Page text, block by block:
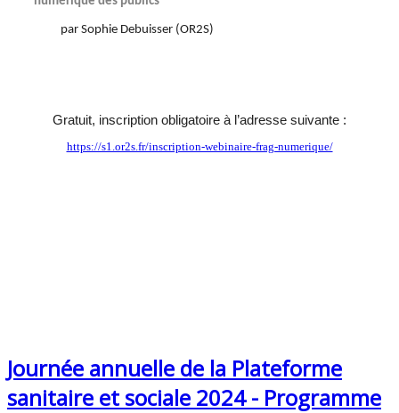
par Sophie Debuisser (OR2S)
Gratuit, inscription obligatoire à l’adresse suivante :
https://s1.or2s.fr/inscription-webinaire-frag-numerique/
Journée annuelle de la Plateforme
sanitaire et sociale 2024 - Programme